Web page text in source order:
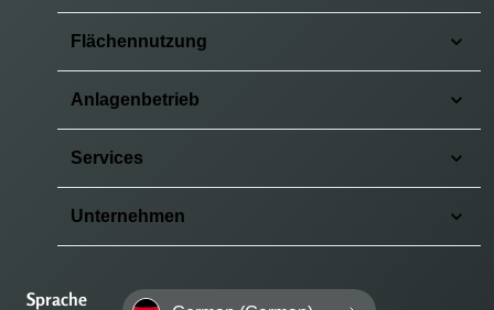
Flächennutzung
Anlagenbetrieb
Services
Unternehmen
Sprache